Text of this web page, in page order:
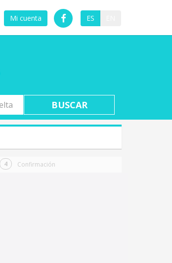
Mi cuenta ES
Confirmación